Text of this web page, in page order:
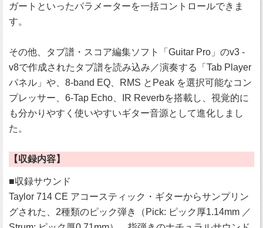
ガートといったパラメーターを一括コントロールできま
す。
その他、タブ譜・スコア編集ソフト「Guitar Pro」のv3 -
v8で作成されたタブ譜を読み込み／演奏する「Tab Player
パネル」や、8-band EQ、RMS とPeak を選択可能なコン
プレッサー、6-Tap Echo、IR Reverbを搭載し、視覚的に
も分かりやすく使いやすいギター音源として進化しまし
た。
【収録内容】
■収録サウンド
Taylor 714 CE アコースティック・ギターからサンプリン
グされた、2種類のピック弾き（Pick: ピック厚1.14mm ／